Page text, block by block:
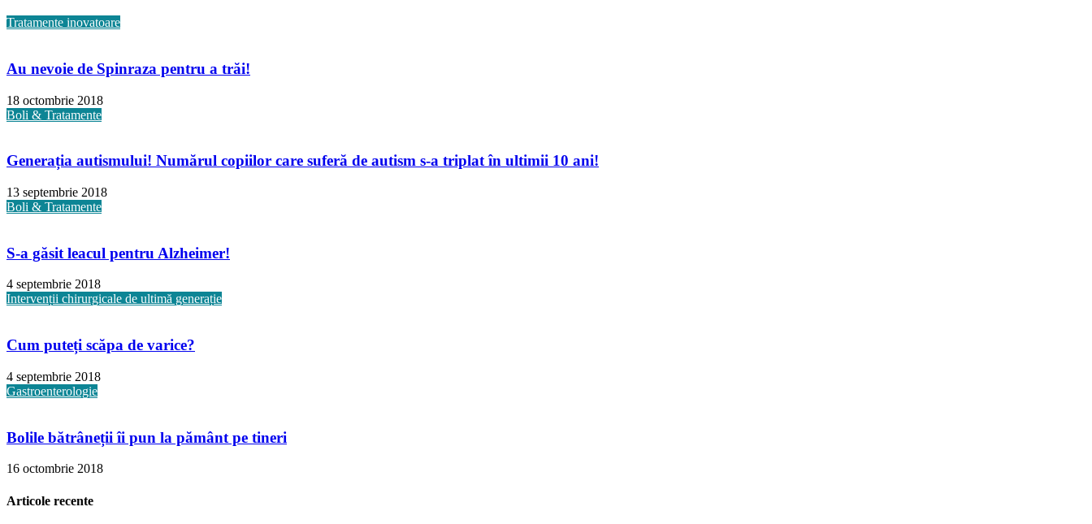
Tratamente inovatoare
Au nevoie de Spinraza pentru a trăi!
18 octombrie 2018
Boli & Tratamente
Generația autismului! Numărul copiilor care suferă de autism s-a triplat în ultimii 10 ani!
13 septembrie 2018
Boli & Tratamente
S-a găsit leacul pentru Alzheimer!
4 septembrie 2018
Intervenții chirurgicale de ultimă generație
Cum puteți scăpa de varice?
4 septembrie 2018
Gastroenterologie
Bolile bătrâneții îi pun la pământ pe tineri
16 octombrie 2018
Articole recente